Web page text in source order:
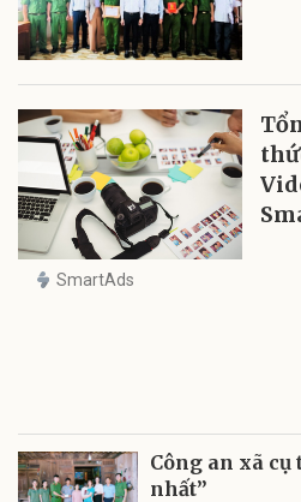
SmartAds
Công an xã cụ
nhất”